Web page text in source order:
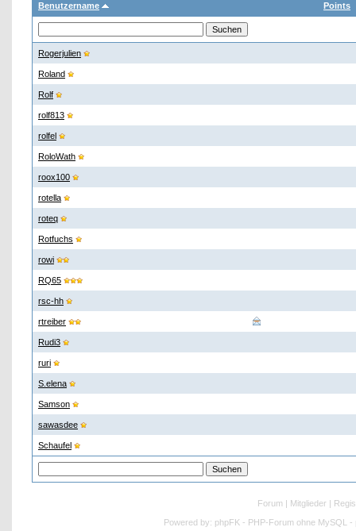
Benutzername Points
Rogerjulien
Roland
Rolf
rolf813
rolfel
RoloWath
roox100
rotella
roteq
Rotfuchs
rowi
RQ65
rsc-hh
rtreiber
Rudi3
ruri
S.elena
Samson
sawasdee
Schaufel
Forum | Mitglieder |
Powered by: phpFK - PHP-Forum ohne MySQL -